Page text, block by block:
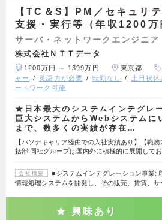
【TC＆S】PM／セキュリ
支援・実行等（年収1200万
サーバ・ネットワークエンジニア
株式会社ＮＴＴデータ
1200万円 ～ 1399万円 東京都
ャー
英語力が必要 転勤なし 土日祝休
ートワーク可能
★日本最大のシステムインテグレ
巨大システムからWebシステムに
まで、数多くの実績が存在…
【パソナキャリア経由での入社実績あり】【職
括部 同社グループは国内外に積極的に展開して
会社概要
■システムインテグレーション事業:
情報処理システムを開発し、その販売、賃貸、サ
興味あり